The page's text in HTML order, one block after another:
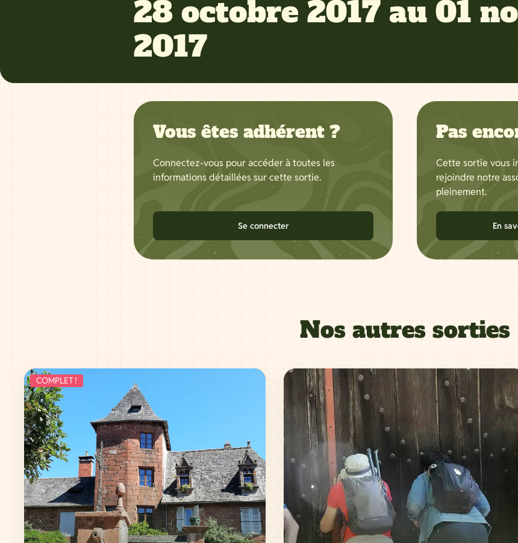
28 octobre 2017 au 01
2017
Vous êtes adhérent ?
Connectez-vous pour accéder à toutes les
informations détaillées sur cette sortie.
Se connecter
Pas
Cette sortie vous
rejoindre notre
pleinement.
En
Nos autres sorties
COMPLET !